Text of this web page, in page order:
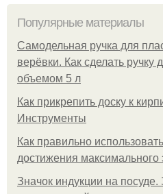
Популярные материалы
Самодельная ручка для
верёвки. Как сделать ручку
объемом 5 л
Как прикрепить доску к
Инструменты
Как правильно
достижения
Значок индукции на посуде.